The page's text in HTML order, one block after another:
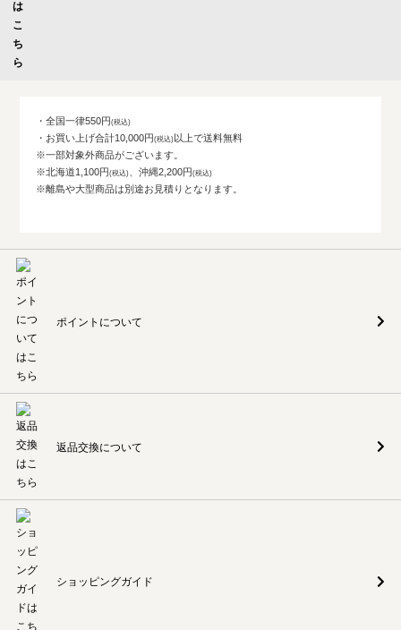
・全国一律550円
・お買い上げ合計10,000円
以上で送料無料
※一部対象外商品がございます。
※北海道1,100円
、沖縄2,200円
※離島や大型商品は別途お見積りとなります。
ポイントについて
返品交換について
ショッピングガイド